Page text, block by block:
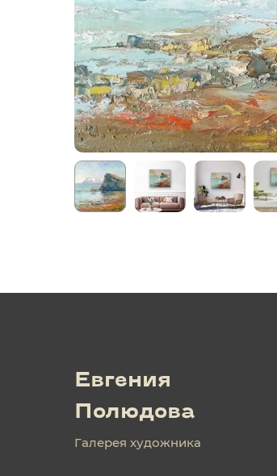
Евгения
Полюдова
Галерея художника